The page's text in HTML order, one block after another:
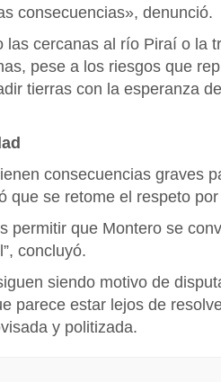
consecuencias», denunció.
cercanas al río Piraí o la
pese a los riesgos que
tierras con la esperanza
consecuencias graves
que se retome el respeto
permitir que Montero se
concluyó.
siendo motivo de
parece estar lejos de
y politizada.